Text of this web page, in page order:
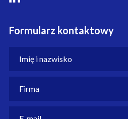
Formularz kontaktowy